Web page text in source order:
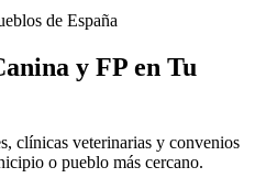
de España
y FP en Tu
clínicas veterinarias y convenios
o pueblo más cercano.